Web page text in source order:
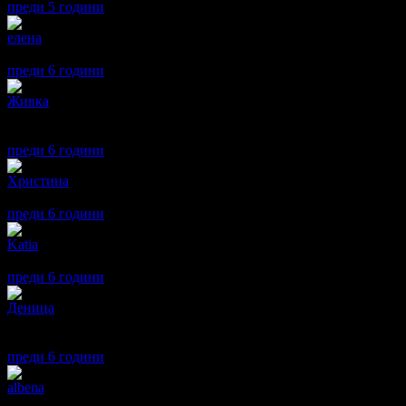
преди 5 години
елена
преди 6 години
Живка
преди 6 години
Христина
преди 6 години
Katia
преди 6 години
Деница
преди 6 години
albena